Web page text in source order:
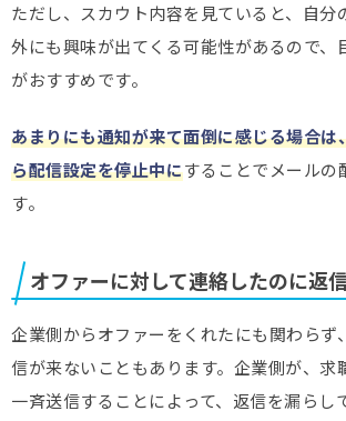
ただし、スカウト内容を見ていると、自分
外にも興味が出てくる可能性があるので、
がおすすめです。
あまりにも通知が来て面倒に感じる場合は
ら配信設定を停止中にすることでメールの
す。
オファーに対して連絡したのに返
企業側からオファーをくれたにも関わらず
信が来ないこともあります。企業側が、求
一斉送信することによって、返信を漏らし